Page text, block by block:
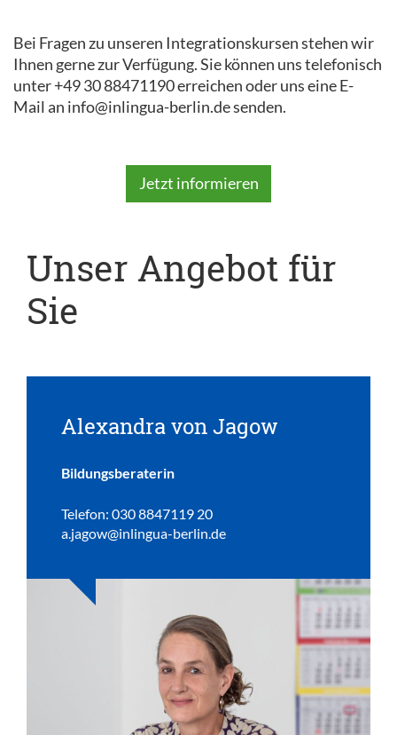
Bei Fragen zu unseren Integrationskursen stehen wir
Ihnen gerne zur Verfügung. Sie können uns telefonisch
unter +49 30 88471190 erreichen oder uns eine E-
Mail an info@inlingua-berlin.de senden.
Jetzt informieren
Unser Angebot für
Sie
Alexandra von Jagow
Bildungsberaterin
Telefon: 030 8847119 20
a.jagow@inlingua-berlin.de